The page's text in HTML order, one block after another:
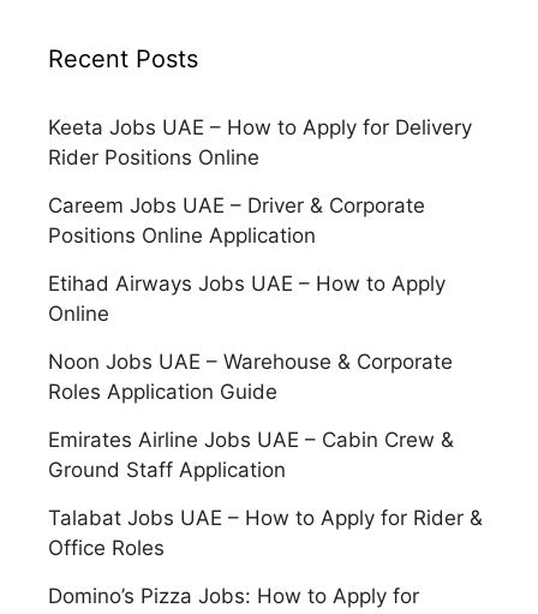
Recent Posts
Keeta Jobs UAE – How to Apply for Delivery
Rider Positions Online
Careem Jobs UAE – Driver & Corporate
Positions Online Application
Etihad Airways Jobs UAE – How to Apply
Online
Noon Jobs UAE – Warehouse & Corporate
Roles Application Guide
Emirates Airline Jobs UAE – Cabin Crew &
Ground Staff Application
Talabat Jobs UAE – How to Apply for Rider &
Office Roles
Domino’s Pizza Jobs: How to Apply for